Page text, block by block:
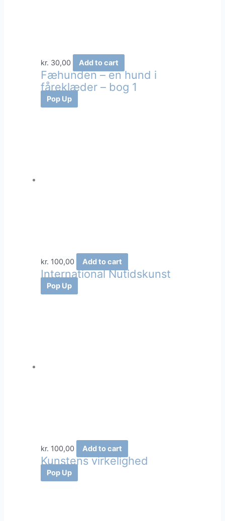
kr. 30,00 Add to cart
Fæhunden – en hund i
fåreklæder – bog 1
Pop Up
kr. 100,00 Add to cart
International Nutidskunst
Pop Up
kr. 100,00 Add to cart
Kunstens virkelighed
Pop Up